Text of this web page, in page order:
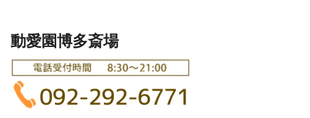
動愛園博多斎場